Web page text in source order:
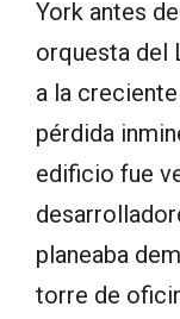
York antes
orquesta del
a la
pérdida
edificio fue
planeaba
torre de